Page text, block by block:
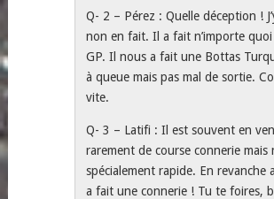
Q- 2 – Pérez : Quelle déception !
non en fait. Il a fait n’importe
GP. Il nous a fait une Bottas
à queue mais pas mal de sortie.
vite.
Q- 3 – Latifi : Il est souvent en
rarement de course connerie mais
spécialement rapide. En revanche
a fait une connerie ! Tu te foires,